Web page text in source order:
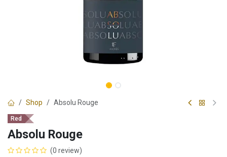
Shop Absolu Rouge
Red
Absolu Rouge
(0 review)